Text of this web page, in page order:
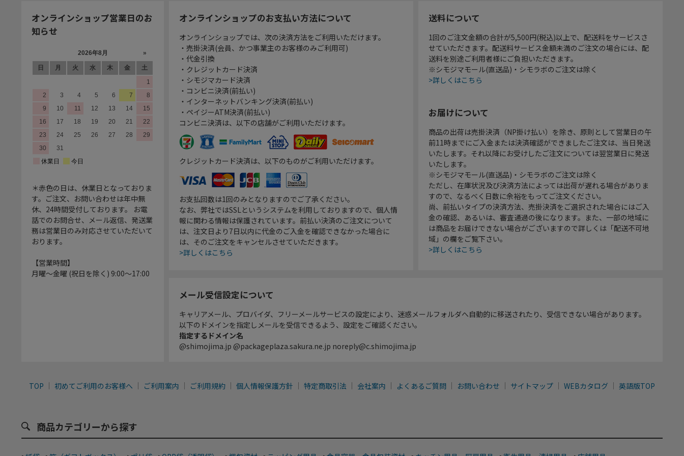
オンラインショップ営業日のお
知らせ
＊赤色の日は、休業日となっておりま
す。ご注文、お問い合わせは年中無
休、24時間受付しております。 お電
話でのお問合せ、メール返信、発送業
務は営業日のみ対応させていただいて
おります。
【営業時間】
月曜～金曜 (祝日を除く) 9:00～17:00
オンラインショップのお支払い方法について
オンラインショップでは、次の決済方法をご利用いただけます。
・売掛決済(会員、かつ事業主のお客様のみご利用可)
・代金引換
・クレジットカード決済
・シモジマカード決済
・コンビニ決済(前払い)
・インターネットバンキング決済(前払い)
・ペイジーATM決済(前払い)
コンビニ決済は、以下の店舗がご利用いただけます。
クレジットカード決済は、以下のものがご利用いただけます。
お支払回数は1回のみとなりますのでご了承ください。
なお、弊社ではSSLというシステムを利用しておりますので、個人情
報に関わる情報は保護されています。前払い決済のご注文について
は、注文日より7日以内に代金のご入金を確認できなかった場合に
は、そのご注文をキャンセルさせていただきます。
>詳しくはこちら
送料について
1回のご注文金額の合計が5,500円(税込)以上で、配送料をサービスさ
せていただきます。配送料サービス金額未満のご注文の場合には、配
送料を別途ご利用者様にご負担いただきます。
※シモジマモール(直送品)・シモラボのご注文は除く
>詳しくはこちら
お届けについて
商品の出荷は売掛決済（NP掛け払い）を除き、原則として営業日の午
前11時までにご入金または決済確認ができましたご注文は、当日発送
いたします。それ以降にお受けしたご注文については翌営業日に発送
いたします。
※シモジマモール(直送品)・シモラボのご注文は除く
ただし、在庫状況及び決済方法によっては出荷が遅れる場合がありま
すので、なるべく日数に余裕をもってご注文ください。
尚、前払いタイプの決済方法、売掛決済をご選択された場合にはご入
金の確認、あるいは、審査通過の後になります。また、一部の地域に
は商品をお届けできない場合がございますので詳しくは「配送不可地
域」の欄をご覧下さい。
>詳しくはこちら
メール受信設定について
キャリアメール、プロバイダ、フリーメールサービスの設定により、迷惑メールフォルダへ自動的に移送されたり、受信できない場合があります。
以下のドメインを指定しメールを受信できるよう、設定をご確認ください。
指定するドメイン名
@shimojima.jp @packageplaza.sakura.ne.jp noreply@c.shimojima.jp
TOP 初めてご利用のお客様へ ご利用案内 ご利用規約 個人情報保護方針 特定商取引法 会社案内 よくあるご質問 お問い合わせ サイトマップ WEBカタログ 英語版TOP
商品カテゴリーから探す